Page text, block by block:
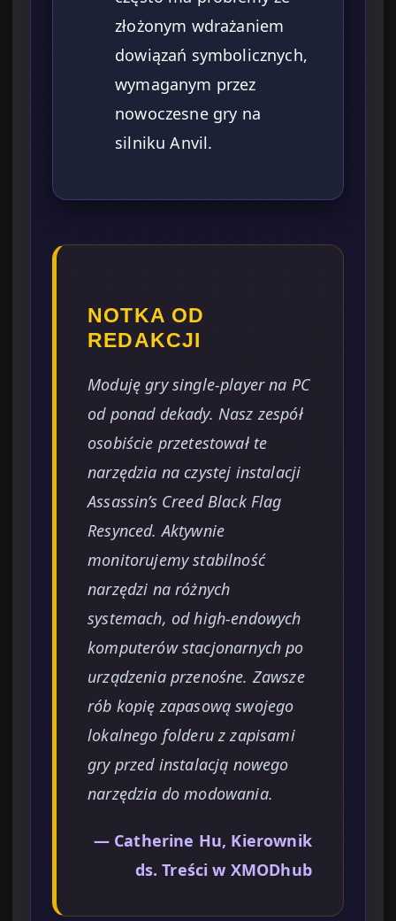
złożonym wdrażaniem
dowiązań symbolicznych,
wymaganym przez
nowoczesne gry na
silniku Anvil.
NOTKA OD
REDAKCJI
Moduję gry single-player na PC
od ponad dekady. Nasz zespół
osobiście przetestował te
narzędzia na czystej instalacji
Assassin’s Creed Black Flag
Resynced. Aktywnie
monitorujemy stabilność
narzędzi na różnych
systemach, od high-endowych
komputerów stacjonarnych po
urządzenia przenośne. Zawsze
rób kopię zapasową swojego
lokalnego folderu z zapisami
gry przed instalacją nowego
narzędzia do modowania.
— Catherine Hu, Kierownik
ds. Treści w XMODhub